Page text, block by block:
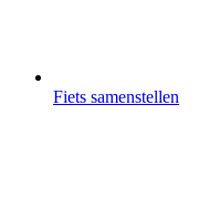
Fiets samenstellen